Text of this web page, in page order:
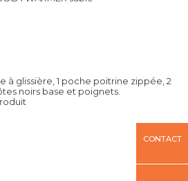
à glissière, 1 poche poitrine zippée, 2
noirs base et poignets.
CONTACT